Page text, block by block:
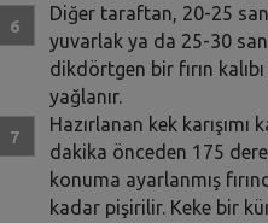
Diğer taraftan, 20-25
yuvarlak ya da 25-30
dikdörtgen bir fırın
yağlanır.
Hazırlanan kek karışımı
dakika önceden 175
konuma ayarlanmış
kadar pişirilir. Keke bir